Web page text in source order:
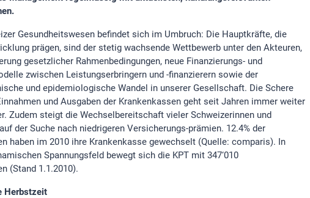
Gesundheitswesen befindet sich im Umbruch: Die Hauptkräfte, die
prägen, sind der stetig wachsende Wettbewerb unter den Akteuren,
gesetzlicher Rahmenbedingungen, neue Finanzierungs- und
zwischen Leistungserbringern und -finanzierern sowie der
und epidemiologische Wandel in unserer Gesellschaft. Die Schere
und Ausgaben der Krankenkassen geht seit Jahren immer weiter
Zudem steigt die Wechselbereitschaft vieler Schweizerinnen und
der Suche nach niedrigeren Versicherungs-prämien. 12.4% der
haben im 2010 ihre Krankenkasse gewechselt (Quelle: comparis). In
Spannungsfeld bewegt sich die KPT mit 347‘010
(Stand 1.1.2010).
Herbstzeit